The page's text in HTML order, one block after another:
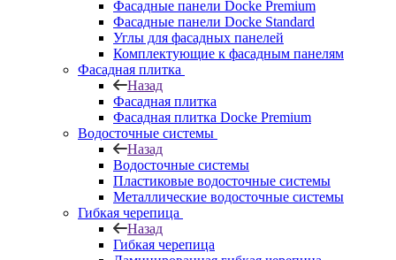
Фасадные панели Docke Premium
Фасадные панели Docke Standard
Углы для фасадных панелей
Комплектующие к фасадным панелям
Фасадная плитка
Назад
Фасадная плитка
Фасадная плитка Docke Premium
Водосточные системы
Назад
Водосточные системы
Пластиковые водосточные системы
Металлические водосточные системы
Гибкая черепица
Назад
Гибкая черепица